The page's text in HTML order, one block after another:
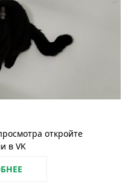
откройте
в VK